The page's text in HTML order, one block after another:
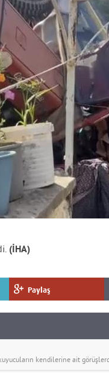
(İHA)
Paylaş
kendilerine ait